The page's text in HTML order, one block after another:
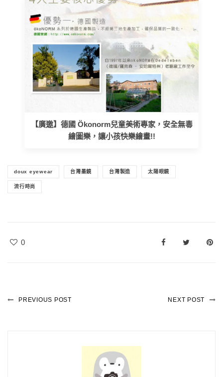
【廣邀】德國 Ökonorm兒童美術專家，安全無毒
繪圖樂，讓小孩快樂繪畫!!
doux eyewear 台灣墨鏡 台灣製造 太陽眼鏡
流行時尚
0
PREVIOUS POST NEXT POST